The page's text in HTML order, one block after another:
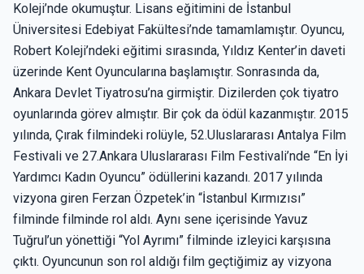
Koleji’nde okumuştur. Lisans eğitimini de İstanbul
Üniversitesi Edebiyat Fakültesi’nde tamamlamıştır. Oyuncu,
Robert Koleji’ndeki eğitimi sırasında, Yıldız Kenter’in daveti
üzerinde Kent Oyuncularına başlamıştır. Sonrasında da,
Ankara Devlet Tiyatrosu’na girmiştir. Dizilerden çok tiyatro
oyunlarında görev almıştır. Bir çok da ödül kazanmıştır. 2015
yılında, Çırak filmindeki rolüyle, 52.Uluslararası Antalya Film
Festivali ve 27.Ankara Uluslararası Film Festivali’nde “En İyi
Yardımcı Kadın Oyuncu” ödüllerini kazandı. 2017 yılında
vizyona giren Ferzan Özpetek’in “İstanbul Kırmızısı”
filminde filminde rol aldı. Aynı sene içerisinde Yavuz
Tuğrul’un yönettiği “Yol Ayrımı” filminde izleyici karşısına
çıktı. Oyuncunun son rol aldığı film geçtiğimiz ay vizyona